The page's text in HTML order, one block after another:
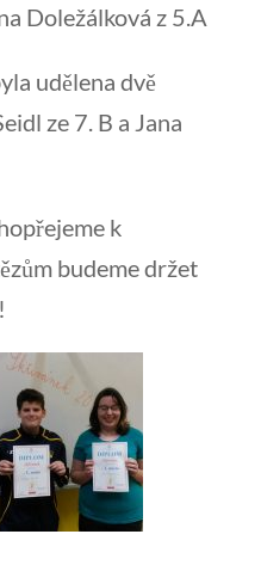
Doležálková z 5.A
udělena dvě
ze 7. B a Jana
k
budeme držet